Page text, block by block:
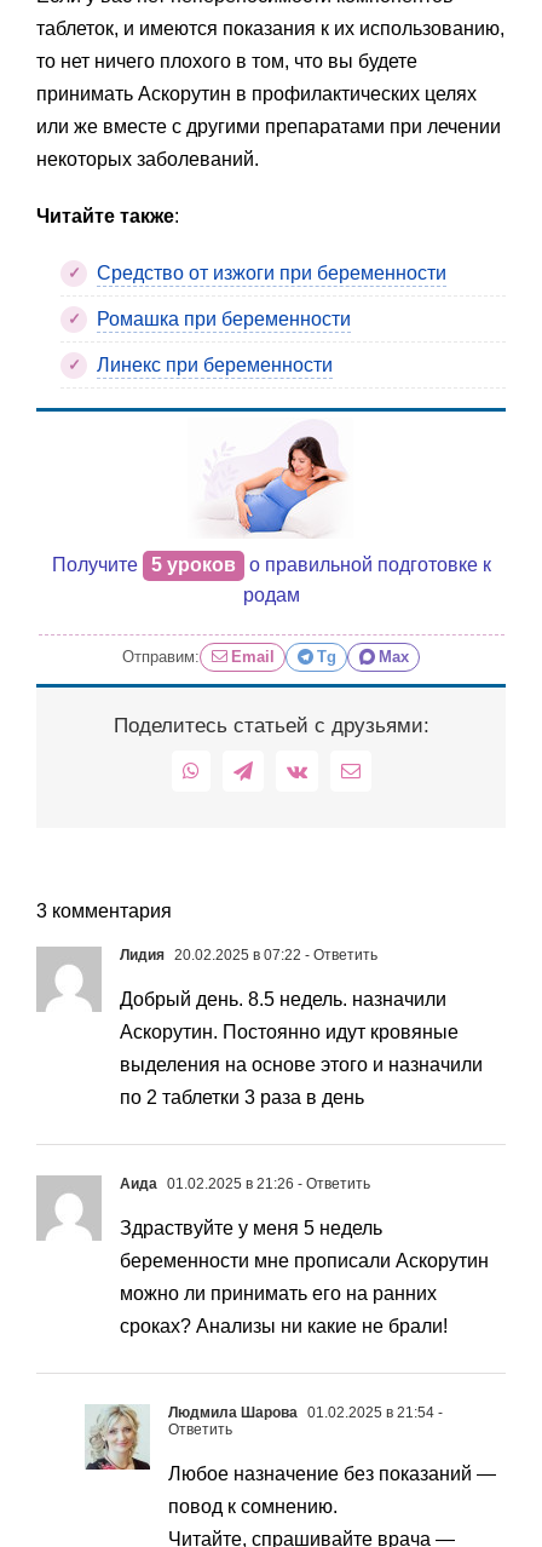
таблеток, и имеются показания к их использованию,
то нет ничего плохого в том, что вы будете
принимать Аскорутин в профилактических целях
или же вместе с другими препаратами при лечении
некоторых заболеваний.
Читайте также:
Средство от изжоги при беременности
Ромашка при беременности
Линекс при беременности
Получите 5 уроков
о правильной подготовке к
родам
Отправим: Email Tg Max
Поделитесь статьей с друзьями:
WhatsAppTelegram
Vk Email
3 комментария
Лидия 20.02.2025 в 07:22 - Ответить
Добрый день. 8.5 недель. назначили
Аскорутин. Постоянно идут кровяные
выделения на основе этого и назначили
по 2 таблетки 3 раза в день
Аида 01.02.2025 в 21:26 - Ответить
Здраствуйте у меня 5 недель
беременности мне прописали Аскорутин
можно ли принимать его на ранних
сроках? Анализы ни какие не брали!
Людмила Шарова 01.02.2025 в 21:54 -
Ответить
Любое назначение без показаний —
повод к сомнению.
Читайте, спрашивайте врача —